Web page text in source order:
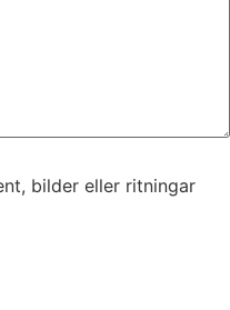
bilder eller ritningar